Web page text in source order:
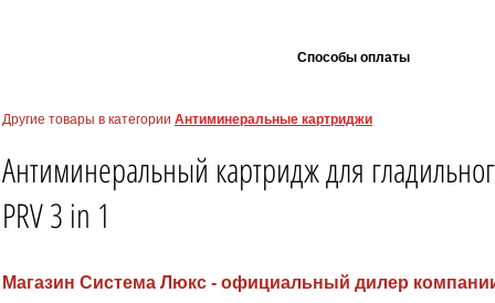
Способы оплаты
Другие товары в категории Антиминеральные картриджи
Антиминеральный картридж для
PRV 3 in 1
Магазин Система Люкс - официальный дилер